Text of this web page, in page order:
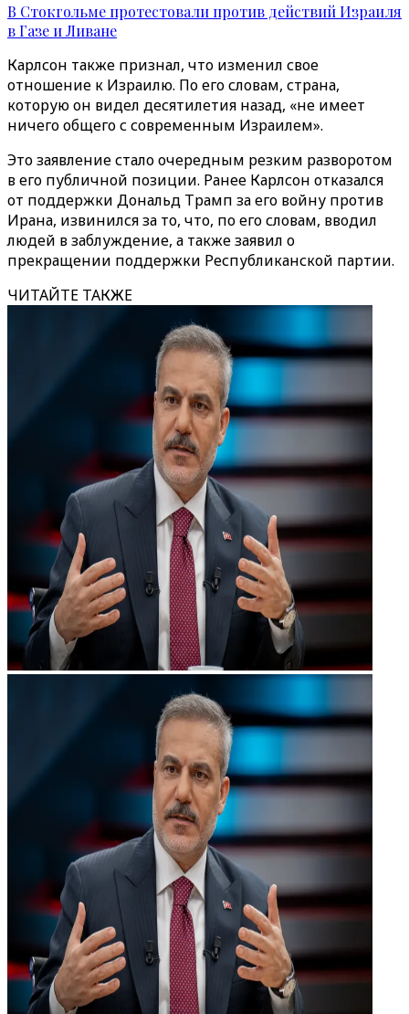
В Стокгольме протестовали против действий Израиля
в Газе и Ливане
Карлсон также признал, что изменил свое
отношение к Израилю. По его словам, страна,
которую он видел десятилетия назад, «не имеет
ничего общего с современным Израилем».
Это заявление стало очередным резким разворотом
в его публичной позиции. Ранее Карлсон отказался
от поддержки Дональд Трамп за его войну против
Ирана, извинился за то, что, по его словам, вводил
людей в заблуждение, а также заявил о
прекращении поддержки Республиканской партии.
ЧИТАЙТЕ ТАКЖЕ